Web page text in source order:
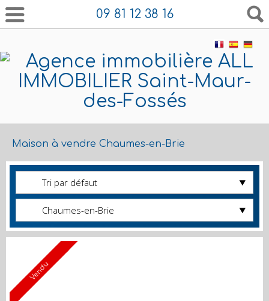
09 81 12 38 16
Maison à vendre Chaumes-en-Brie
Tri par défaut
Chaumes-en-Brie
Vendu